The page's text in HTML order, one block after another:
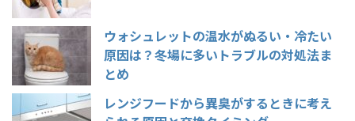
ウォシュレットの温水がぬるい・冷たい
原因は？冬場に多いトラブルの対処法ま
とめ
レンジフードから異臭がするときに考え